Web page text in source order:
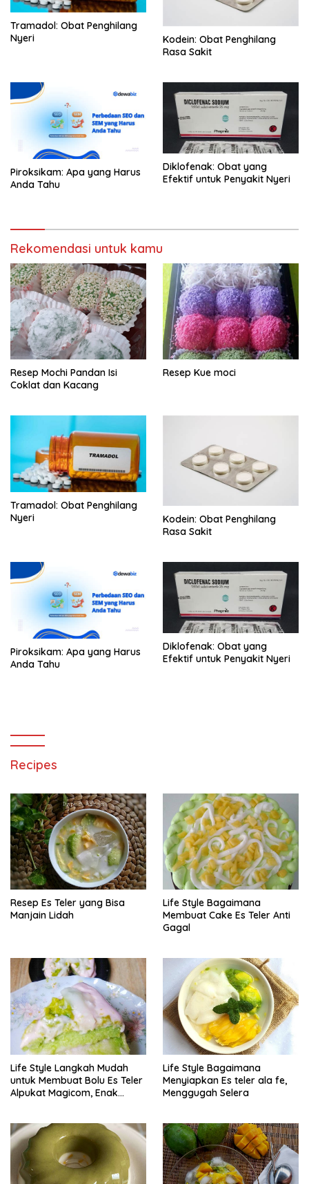
Tramadol: Obat Penghilang
Nyeri
Kodein: Obat Penghilang
Rasa Sakit
Piroksikam: Apa yang Harus
Anda Tahu
Diklofenak: Obat yang
Efektif untuk Penyakit Nyeri
Rekomendasi untuk kamu
Resep Mochi Pandan Isi
Coklat dan Kacang
Resep Kue moci
Tramadol: Obat Penghilang
Nyeri
Kodein: Obat Penghilang
Rasa Sakit
Piroksikam: Apa yang Harus
Anda Tahu
Diklofenak: Obat yang
Efektif untuk Penyakit Nyeri
Recipes
Resep Es Teler yang Bisa
Manjain Lidah
Life Style Bagaimana
Membuat Cake Es Teler Anti
Gagal
Life Style Langkah Mudah
untuk Membuat Bolu Es Teler
Alpukat Magicom, Enak
Life Style Bagaimana
Menyiapkan Es teler ala fe,
Menggugah Selera